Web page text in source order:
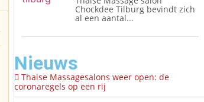
Chockdee Tilburg bevindt zich
al een aantal...
Nieuws
Thaise Massagesalons weer open: de
coronaregels op een rij